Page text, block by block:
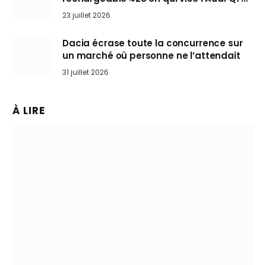
arrive en Europe cet automne
23 juillet 2026
Dacia écrase toute la concurrence sur
un marché où personne ne l’attendait
31 juillet 2026
À LIRE